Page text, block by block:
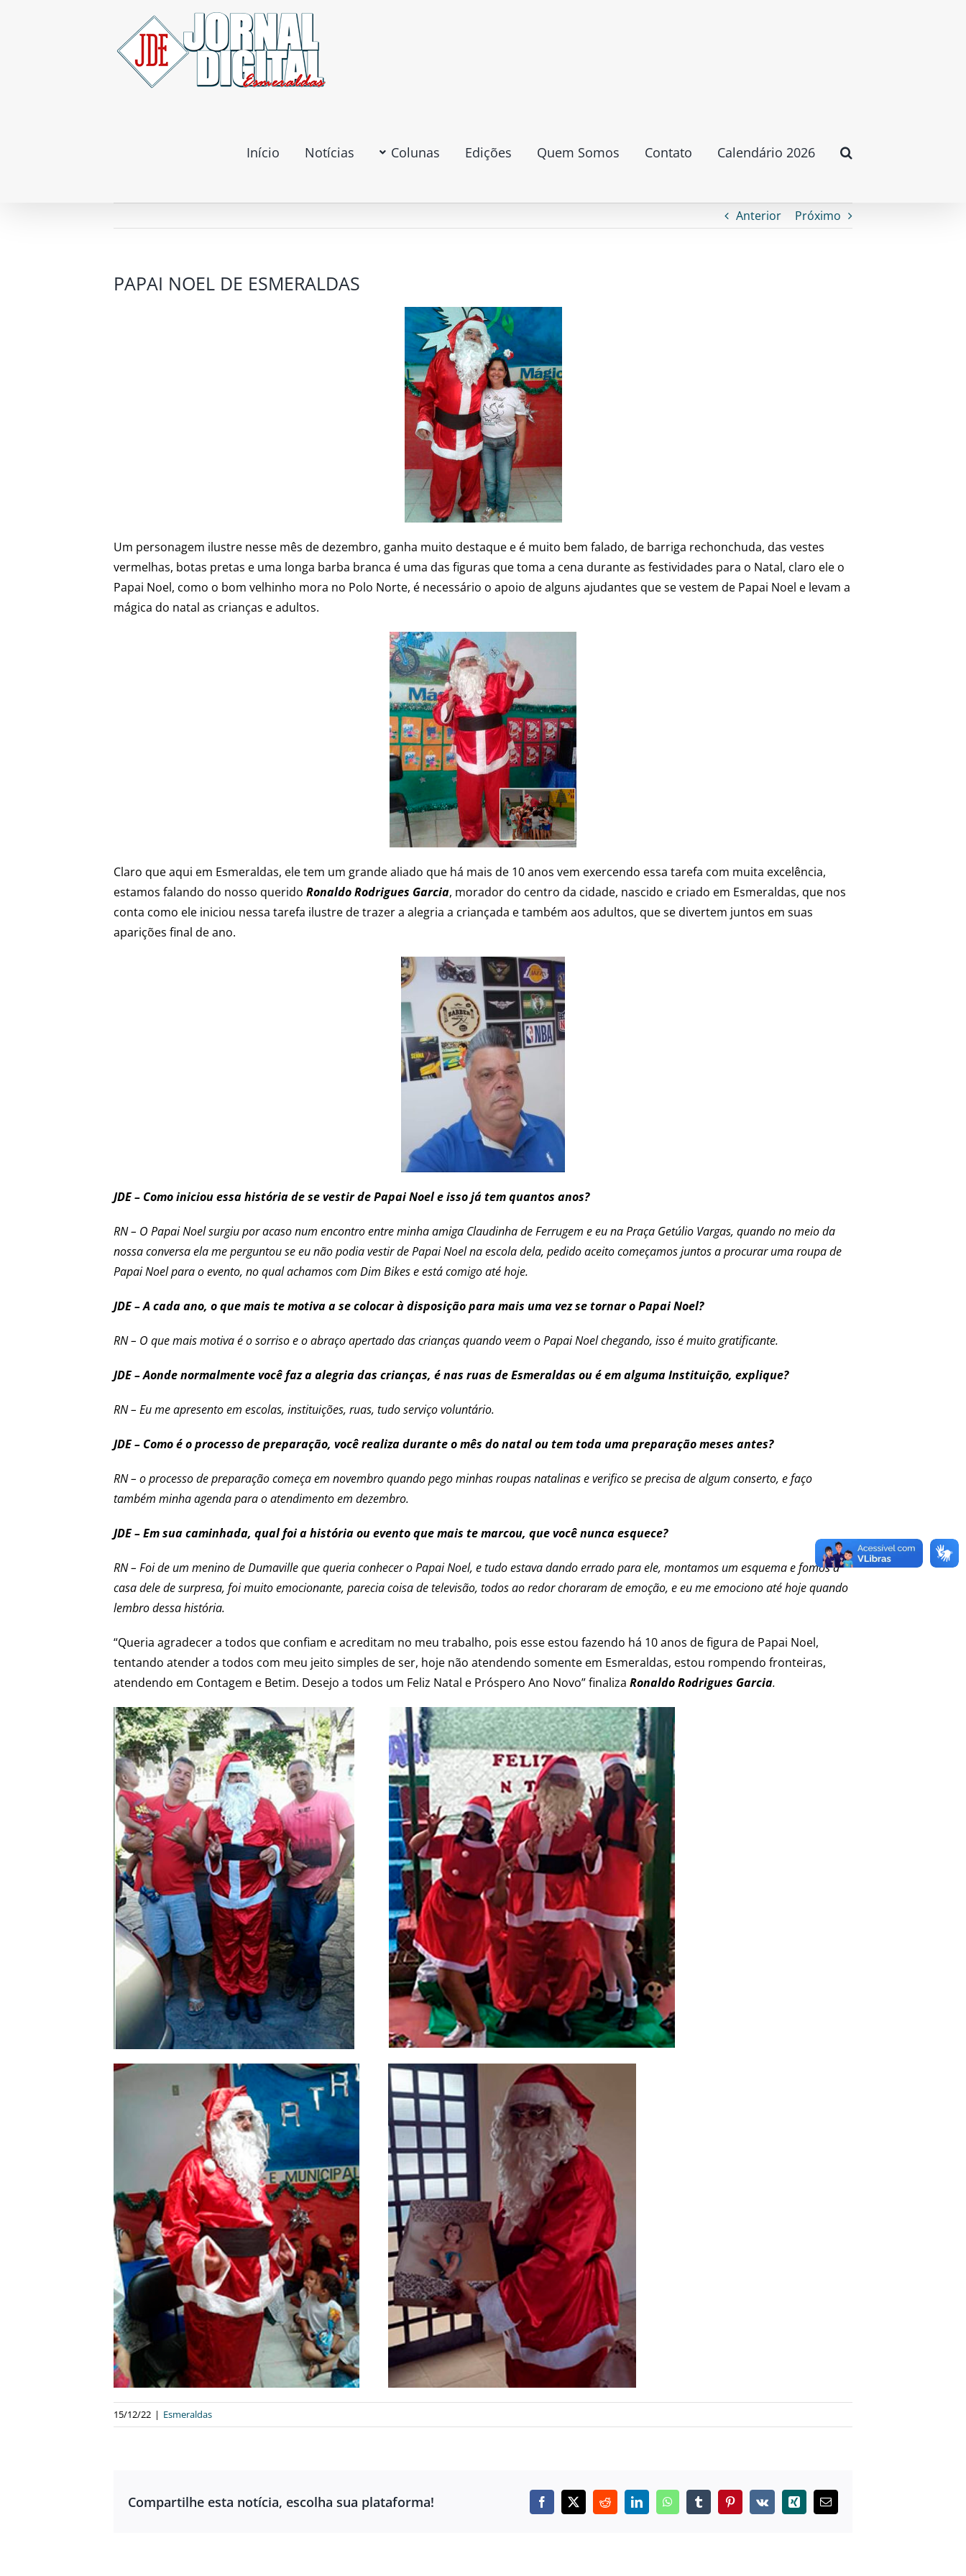
Início Notícias Colunas Edições Quem Somos Contato Calendário 2026
Anterior Próximo
PAPAI NOEL DE ESMERALDAS
Um personagem ilustre nesse mês de dezembro, ganha muito destaque e é muito bem falado, de barriga rechonchuda, das vestes
vermelhas, botas pretas e uma longa barba branca é uma das figuras que toma a cena durante as festividades para o Natal, claro ele o
Papai Noel, como o bom velhinho mora no Polo Norte, é necessário o apoio de alguns ajudantes que se vestem de Papai Noel e levam a
mágica do natal as crianças e adultos.
Claro que aqui em Esmeraldas, ele tem um grande aliado que há mais de 10 anos vem exercendo essa tarefa com muita excelência,
estamos falando do nosso queridoRonaldo Rodrigues Garcia, morador do centro da cidade, nascido e criado em Esmeraldas, que nos
conta como ele iniciou nessa tarefa ilustre de trazer a alegria a criançada e também aos adultos, que se divertem juntos em suas
aparições final de ano.
JDE – Como iniciou essa história de se vestir de Papai Noel e isso já tem quantos anos?
RN – O Papai Noel surgiu por acaso num encontro entre minha amiga Claudinha de Ferrugem e eu na Praça Getúlio Vargas, quando no meio da
nossa conversa ela me perguntou se eu não podia vestir de Papai Noel na escola dela, pedido aceito começamos juntos a procurar uma roupa de
Papai Noel para o evento, no qual achamos com Dim Bikes e está comigo até hoje.
JDE – A cada ano, o que mais te motiva a se colocar à disposição para mais uma vez se tornar o Papai Noel?
RN – O que mais motiva é o sorriso e o abraço apertado das crianças quando veem o Papai Noel chegando, isso é muito gratificante.
JDE – Aonde normalmente você faz a alegria das crianças, é nas ruas de Esmeraldas ou é em alguma Instituição, explique?
RN – Eu me apresento em escolas, instituições, ruas, tudo serviço voluntário.
JDE – Como é o processo de preparação, você realiza durante o mês do natal ou tem toda uma preparação meses antes?
RN – o processo de preparação começa em novembro quando pego minhas roupas natalinas e verifico se precisa de algum conserto, e faço
também minha agenda para o atendimento em dezembro.
JDE – Em sua caminhada, qual foi a história ou evento que mais te marcou, que você nunca esquece?
RN – Foi de um menino de Dumaville que queria conhecer o Papai Noel, e tudo estava dando errado para ele, montamos um esquema e fomos à
casa dele de surpresa, foi muito emocionante, parecia coisa de televisão, todos ao redor choraram de emoção, e eu me emociono até hoje quando
lembro dessa história.
“Queria agradecer a todos que confiam e acreditam no meu trabalho, pois esse estou fazendo há 10 anos de figura de Papai Noel,
tentando atender a todos com meu jeito simples de ser, hoje não atendendo somente em Esmeraldas, estou rompendo fronteiras,
atendendo em Contagem e Betim. Desejo a todos um Feliz Natal e Próspero Ano Novo” finalizaRonaldo Rodrigues Garcia.
15/12/22 | Esmeraldas
Compartilhe esta notícia, escolha sua plataforma! Facebook
X RedditLinkedInWhatsAppTumblrPinterest
Vk Xing
E-
mail